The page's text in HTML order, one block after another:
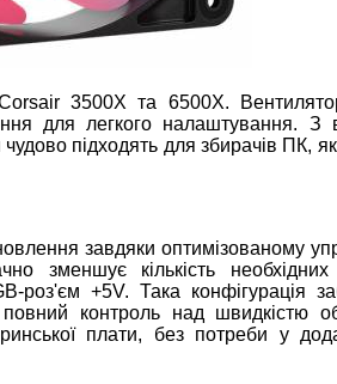
3500X та 6500X.
для легкого налаштування. З
підходять для збирачів ПК,
завдяки оптимізованому
зменшує кількість необхідних
+5V. Така конфігурація
контроль над швидкістю
плати, без потреби у